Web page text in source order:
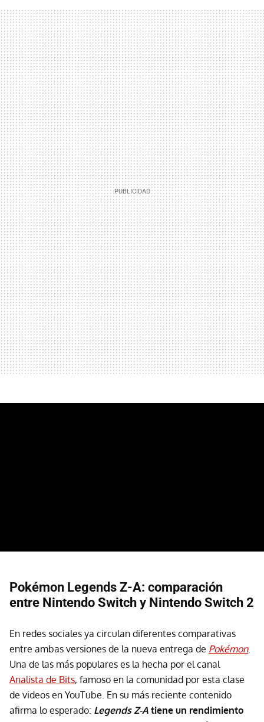
Pokémon Legends Z-A: comparación
entre Nintendo Switch y Nintendo Switch 2
En redes sociales ya circulan diferentes comparativas
entre ambas versiones de la nueva entrega de Pokémon.
Una de las más populares es la hecha por el canal
Analista de Bits, famoso en la comunidad por esta clase
de videos en YouTube. En su más reciente contenido
afirma lo esperado: Legends Z-A tiene un rendimiento